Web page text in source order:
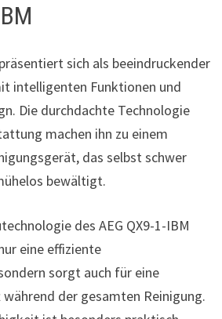
sich als beeindruckender
intelligenten Funktionen und
Die durchdachte Technologie
machen ihn zu einem
das selbst schwer
bewältigt.
des AEG QX9-1-IBM
eine effiziente
sorgt auch für eine
der gesamten Reinigung.